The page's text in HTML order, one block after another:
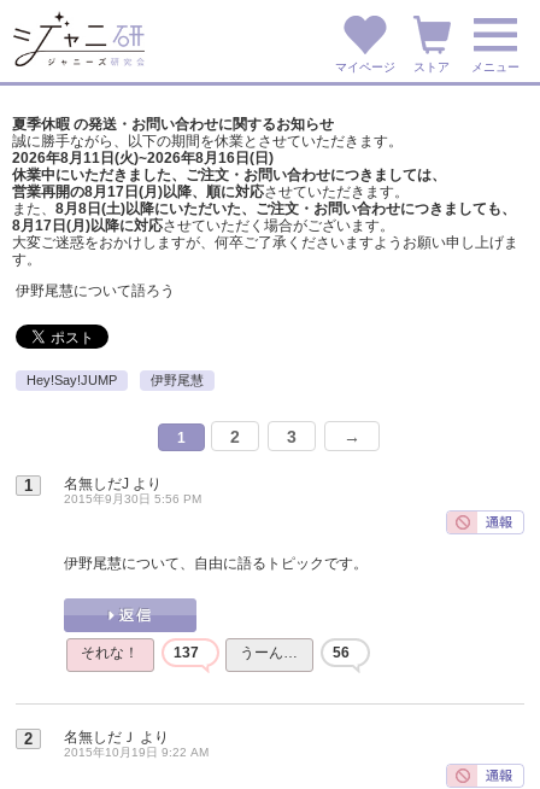
マイページ ストア メニュー
夏季休暇 の発送・お問い合わせに関するお知らせ
誠に勝手ながら、以下の期間を休業とさせていただきます。
2026年8月11日(火)~2026年8月16日(日)
休業中にいただきました、ご注文・お問い合わせにつきましては、
営業再開の8月17日(月)以降、順に対応させていただきます。
また、 8月8日(土)以降にいただいた、ご注文・ お問い合わせにつきましても、
8月17日(月)以降に対応させていただく場合がございます。
大変ご迷惑をおかけしますが、 何卒ご了承くださいますようお願い申し上げま
す。
伊野尾慧について語ろう
Hey!Say!JUMP 伊野尾慧
1 2 3 →
1 名無しだJ より
2015年9月30日 5:56 PM
伊野尾慧について、自由に語るトピックです。
それな！ 137 うーん… 56
2 名無しだＪ より
2015年10月19日 9:22 AM